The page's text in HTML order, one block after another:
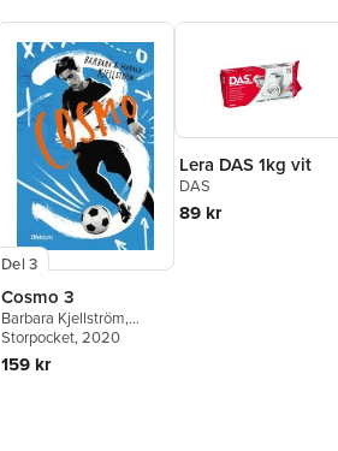
Del 3
Cosmo 3
Barbara Kjellström,
Harald Kjellström
Storpocket, 2020
159 kr
Lera DAS 1kg vit
DAS
89 kr